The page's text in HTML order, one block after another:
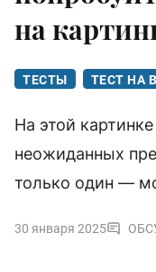
на
ТЕСТЫ ТЕСТ НА
На этой
неожиданных
только один —
30 января 2025